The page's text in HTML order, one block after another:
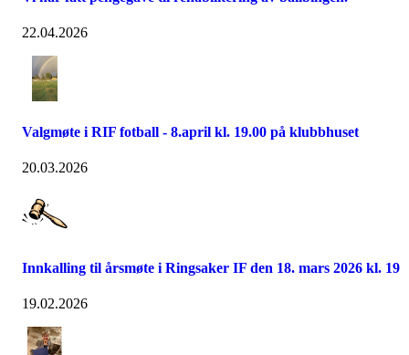
22.04.2026
Valgmøte i RIF fotball - 8.april kl. 19.00 på klubbhuset
20.03.2026
Innkalling til årsmøte i Ringsaker IF den 18. mars 2026 kl. 19
19.02.2026